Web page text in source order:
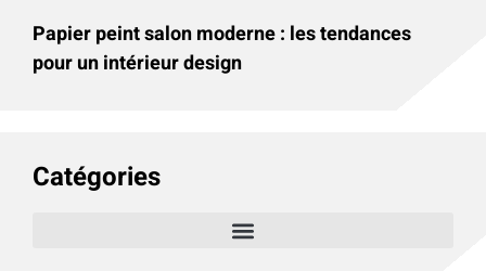
Papier peint salon moderne : les tendances
pour un intérieur design
Catégories